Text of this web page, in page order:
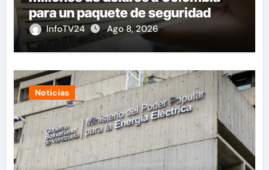
para un paquete de seguridad
InfoTV24 Ago 8, 2026
Noticias